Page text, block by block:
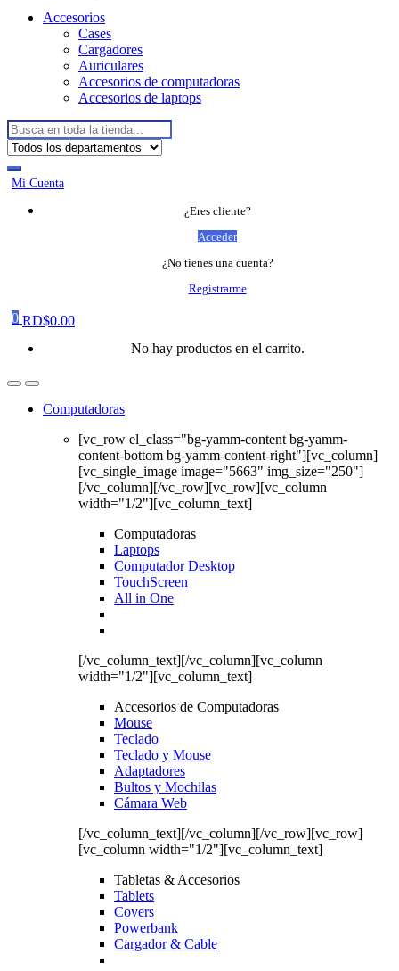
Accesorios
Cases
Cargadores
Auriculares
Accesorios de computadoras
Accesorios de laptops
Buscar:
Mi Cuenta
¿Eres cliente?
Acceder
¿No tienes una cuenta?
Registrarme
0 RD$0.00
No hay productos en el carrito.
Computadoras
[vc_row el_class="bg-yamm-content bg-yamm-
content-bottom bg-yamm-content-right"][vc_column]
[vc_single_image image="5663" img_size="250"]
[/vc_column][/vc_row][vc_row][vc_column
width="1/2"][vc_column_text]
Computadoras
Laptops
Computador Desktop
TouchScreen
All in One
[/vc_column_text][/vc_column][vc_column
width="1/2"][vc_column_text]
Accesorios de Computadoras
Mouse
Teclado
Teclado y Mouse
Adaptadores
Bultos y Mochilas
Cámara Web
[/vc_column_text][/vc_column][/vc_row][vc_row]
[vc_column width="1/2"][vc_column_text]
Tabletas & Accesorios
Tablets
Covers
Powerbank
Cargador & Cable